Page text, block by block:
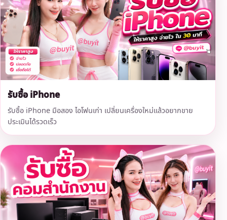
รับซื้อ iPhone
รับซื้อ iPhone มือสอง ไอโฟนเก่า เปลี่ยนเครื่องใหม่แล้วอยากขาย
ประเมินได้รวดเร็ว